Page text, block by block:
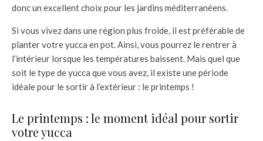
donc un excellent choix pour les jardins méditerranéens.
Si vous vivez dans une région plus froide, il est préférable de
planter votre yucca en pot. Ainsi, vous pourrez le rentrer à
l’intérieur lorsque les températures baissent. Mais quel que
soit le type de yucca que vous avez, il existe une période
idéale pour le sortir à l’extérieur : le printemps !
Le printemps : le moment idéal pour sortir
votre yucca